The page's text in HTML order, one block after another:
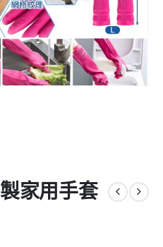
家用手套